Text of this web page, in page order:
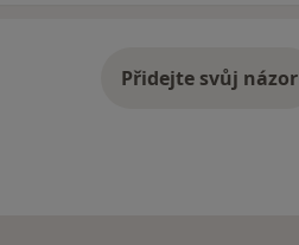
Přidejte svůj názor